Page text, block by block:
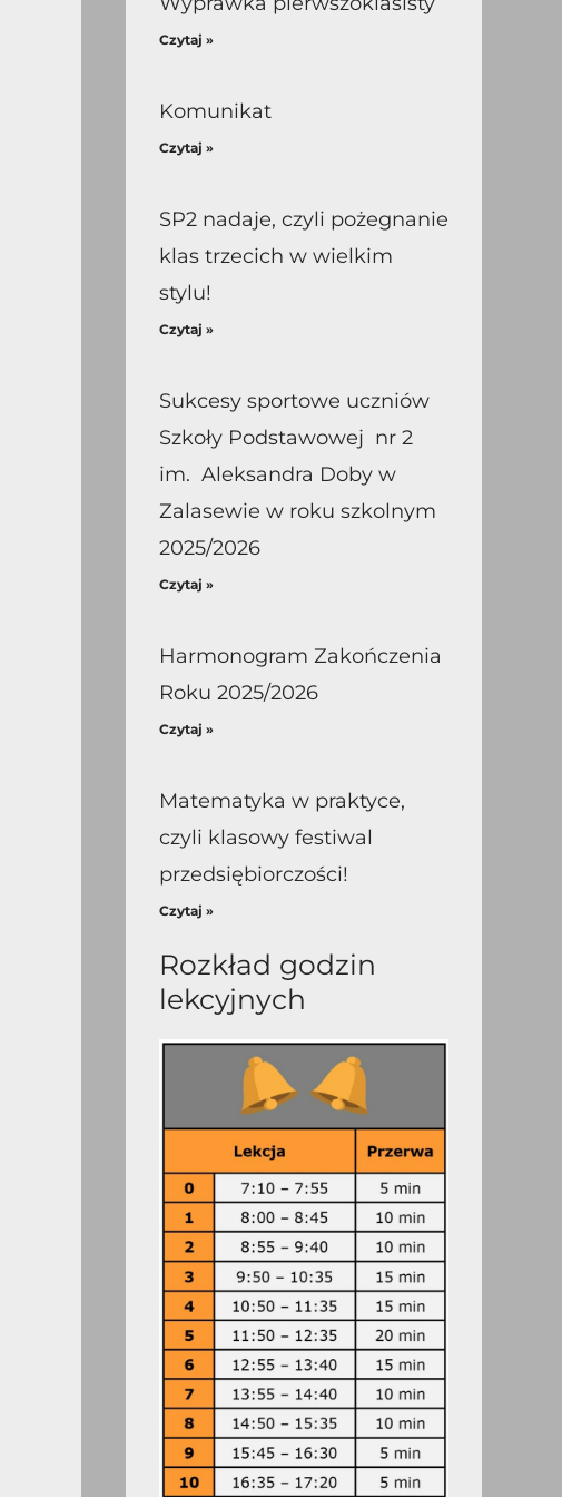
Czytaj »
Komunikat
Czytaj »
SP2 nadaje, czyli pożegnanie
klas trzecich w wielkim
stylu!
Czytaj »
Sukcesy sportowe uczniów
Szkoły Podstawowej nr 2
im. Aleksandra Doby w
Zalasewie w roku szkolnym
2025/2026
Czytaj »
Harmonogram Zakończenia
Roku 2025/2026
Czytaj »
Matematyka w praktyce,
czyli klasowy festiwal
przedsiębiorczości!
Czytaj »
Rozkład godzin
lekcyjnych